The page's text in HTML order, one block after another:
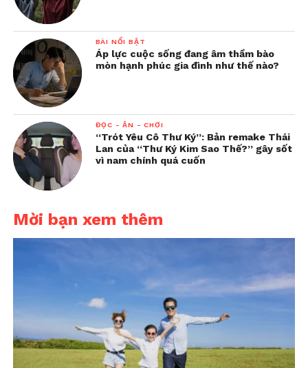
BÀI NỔI BẬT
Áp lực cuộc sống đang âm thầm bào
mòn hạnh phúc gia đình như thế nào?
ĐỌC - ĂN - CHƠI
“Trót Yêu Cô Thư Ký”: Bản remake Thái
Lan của “Thư Ký Kim Sao Thế?” gây sốt
vì nam chính quá cuốn
Mời bạn xem thêm